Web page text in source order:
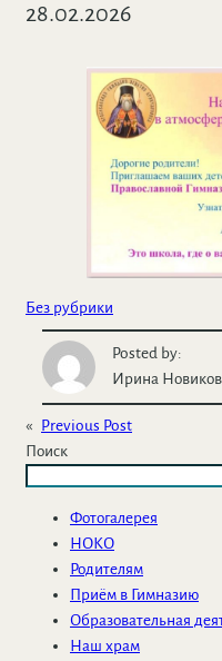
28.02.2026
Без рубрики
Posted by:
Ирина
« Previous Post
Поиск
Фотогалерея
НОКО
Родителям
Приём в Гимназию
Образовательная
Наш храм